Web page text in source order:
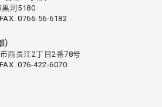
河5180
0766-56-6182
西長江2丁目2番78号
076-422-6070